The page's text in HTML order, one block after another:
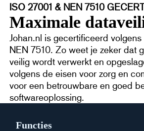
ISO 27001 & NEN 7510
Maximale
Johan.nl is gecertificeerd
NEN 7510. Zo weet je zeker dat
veilig wordt verwerkt en
volgens de eisen voor zorg en
voor een betrouwbare en goed
softwareoplossing.
Functies